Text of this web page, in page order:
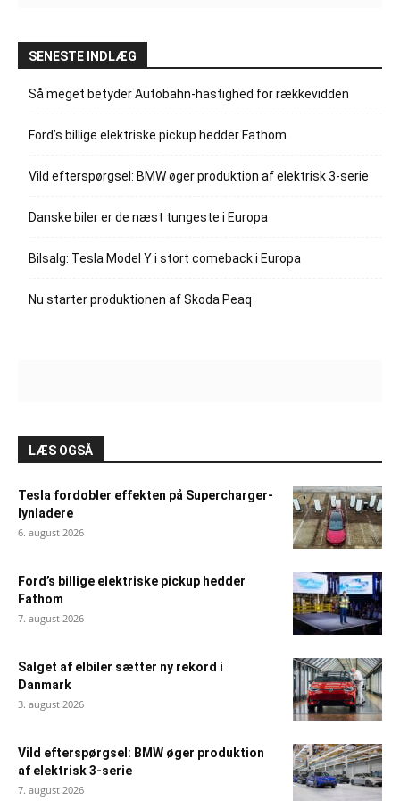
SENESTE INDLÆG
Så meget betyder Autobahn-hastighed for rækkevidden
Ford’s billige elektriske pickup hedder Fathom
Vild efterspørgsel: BMW øger produktion af elektrisk 3-serie
Danske biler er de næst tungeste i Europa
Bilsalg: Tesla Model Y i stort comeback i Europa
Nu starter produktionen af Skoda Peaq
LÆS OGSÅ
Tesla fordobler effekten på Supercharger-
lynladere
6. august 2026
Ford’s billige elektriske pickup hedder
Fathom
7. august 2026
Salget af elbiler sætter ny rekord i
Danmark
3. august 2026
Vild efterspørgsel: BMW øger produktion
af elektrisk 3-serie
7. august 2026